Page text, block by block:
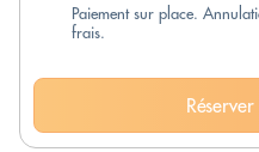
Paiement sur place.
frais.
Réserver